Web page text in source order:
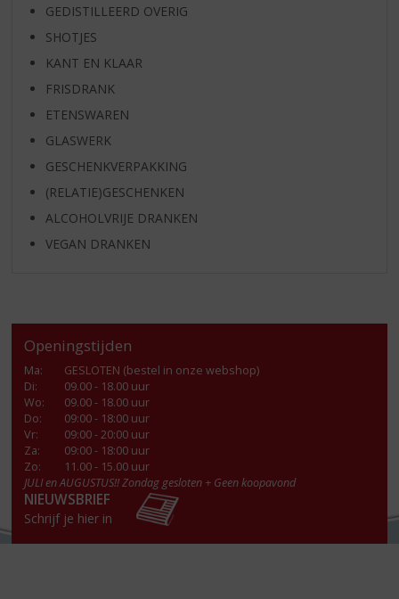
GEDISTILLEERD OVERIG
SHOTJES
KANT EN KLAAR
FRISDRANK
ETENSWAREN
GLASWERK
GESCHENKVERPAKKING
(RELATIE)GESCHENKEN
ALCOHOLVRIJE DRANKEN
VEGAN DRANKEN
Openingstijden
Ma:
GESLOTEN (bestel in onze webshop)
Di:
09.00 - 18.00 uur
Wo:
09.00 - 18.00 uur
Do:
09:00 - 18:00 uur
Vr:
09:00 - 20:00 uur
Za:
09:00 - 18:00 uur
Zo:
11.00 - 15.00 uur
JULI en AUGUSTUS!! Zondag gesloten + Geen koopavond
NIEUWSBRIEF
Schrijf je hier in